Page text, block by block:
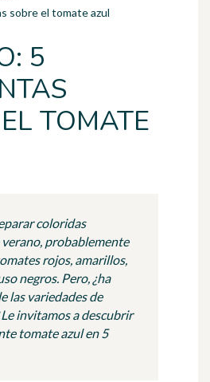
sobre el tomate azul
5
TOMATE
coloridas
verano, probablemente
rojos, amarillos,
negros. Pero, ¿ha
las variedades de
invitamos a descubrir
tomate azul en 5